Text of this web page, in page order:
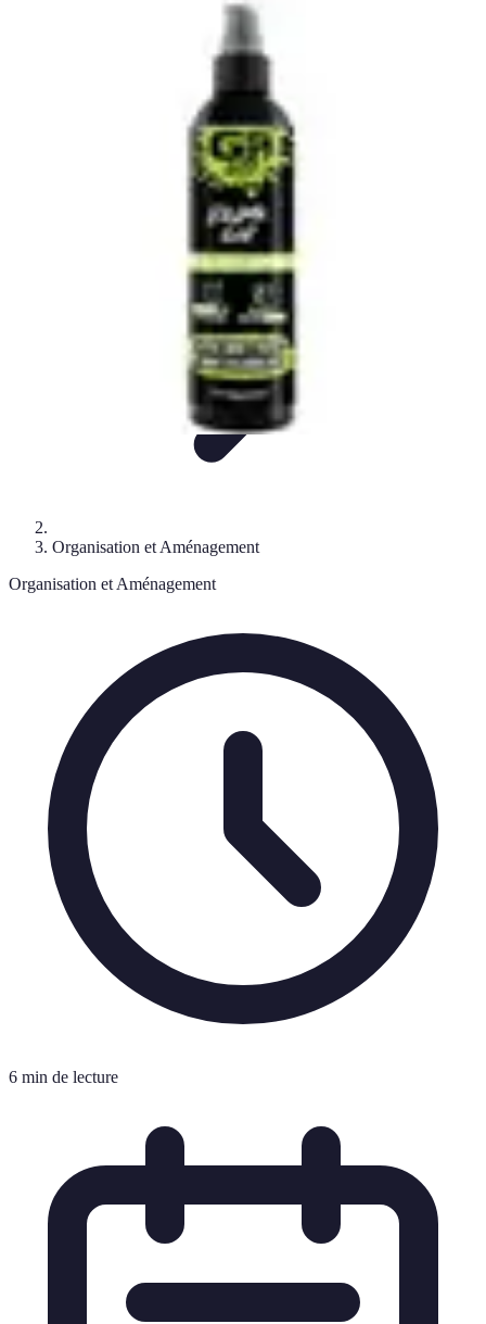
Voyages
Organisation et Aménagement
Organisation et Aménagement
6 min de lecture